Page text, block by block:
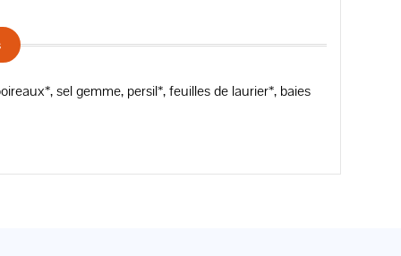
sel gemme, persil*, feuilles de laurier*, baies